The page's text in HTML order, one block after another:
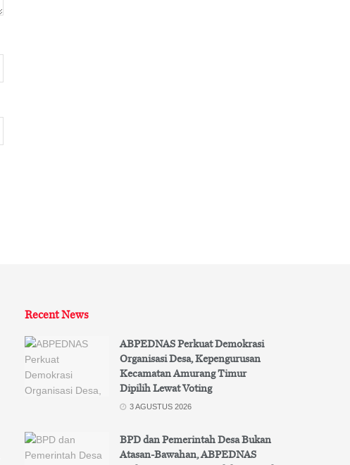
Recent News
ABPEDNAS Perkuat Demokrasi
Organisasi Desa, Kepengurusan
Kecamatan Amurang Timur
Dipilih Lewat Voting
3 AGUSTUS 2026
BPD dan Pemerintah Desa Bukan
Atasan-Bawahan, ABPEDNAS